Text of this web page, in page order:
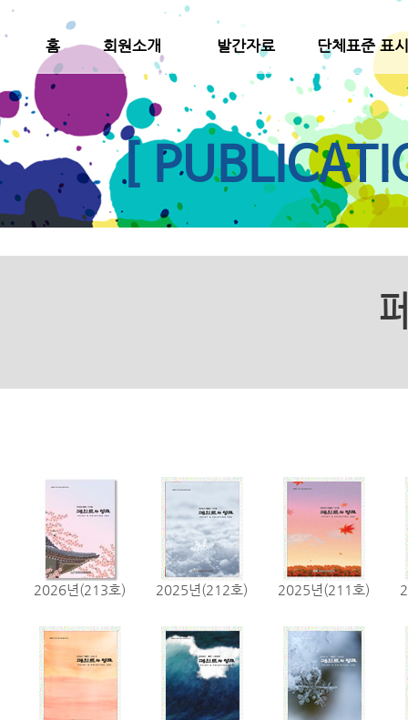
홈 회원소개 발간자료 단체표준 표
[
2026년(213호) 2025년(212호) 2025년(211호)